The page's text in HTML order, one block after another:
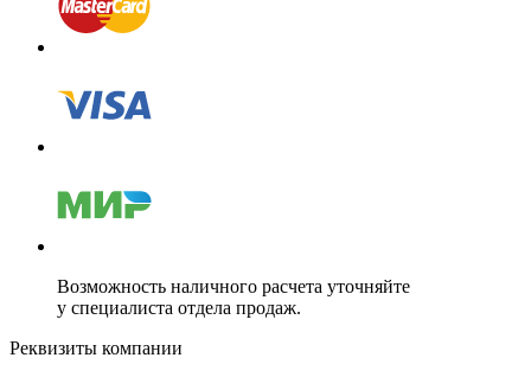
Возможность наличного расчета уточняйте
у специалиста отдела продаж.
Реквизиты компании